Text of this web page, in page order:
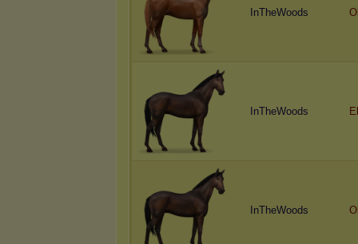
InTheWoods
InTheWoods
InTheWoods